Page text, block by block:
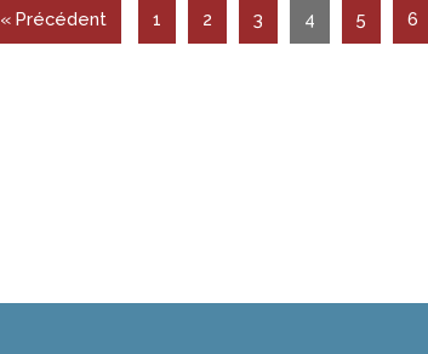
« Précédent 1 2 3 4 5 6